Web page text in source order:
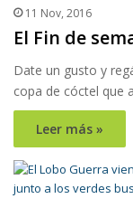
11 Nov, 2016
El Fin de
Date un gusto y
copa de cóctel que
Leer más »